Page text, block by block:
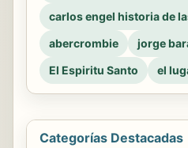
carlos engel historia de
abercrombie
jorge
El Espiritu Santo
el
Categorías Destacadas